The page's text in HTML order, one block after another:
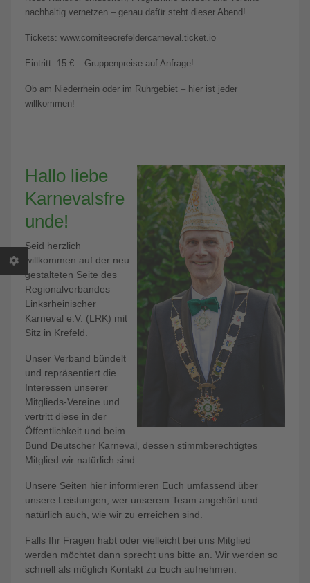
nachhaltig vernetzen – genau dafür steht dieser Abend!
Tickets: www.comiteecrefeldercarneval.ticket.io
Eintritt: 15 € – Gruppenpreise auf Anfrage!
Ob am Niederrhein oder im Ruhrgebiet – hier ist jeder
willkommen!
Hallo liebe
Karnevalsfre
unde!
Seid herzlich
willkommen auf der neu
gestalteten Seite des
Regionalverbandes
Linksrheinischer
Karneval e.V. (LRK) mit
Sitz in Krefeld.
Unser Verband bündelt
und repräsentiert die
Interessen unserer
Mitglieds-Vereine und
vertritt diese in der
Öffentlichkeit und beim
Bund Deutscher Karneval, dessen stimmberechtigtes
Mitglied wir natürlich sind.
Unsere Seiten hier informieren Euch umfassend über
unsere Leistungen, wer unserem Team angehört und
natürlich auch, wie wir zu erreichen sind.
Falls Ihr Fragen habt oder vielleicht bei uns Mitglied
werden möchtet dann sprecht uns bitte an. Wir werden so
schnell als möglich Kontakt zu Euch aufnehmen.